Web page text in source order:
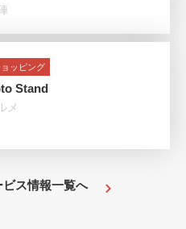
ッピング
Stand
メ
ス情報一覧へ